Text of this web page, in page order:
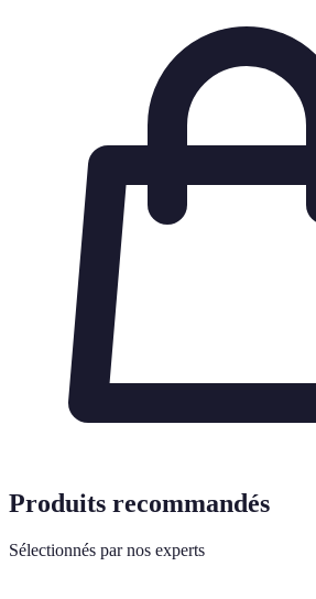
Produits recommandés
Sélectionnés par nos experts